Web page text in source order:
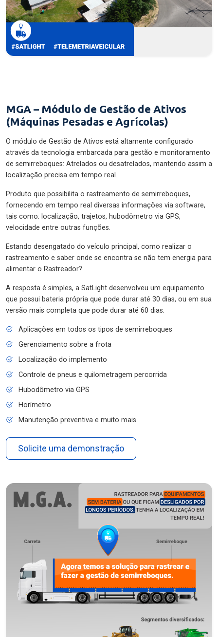
MGA – Módulo de Gestão de Ativos
(Máquinas Pesadas e Agrícolas)
O módulo de Gestão de Ativos está altamente configurado
através da tecnologia embarcada para gestão e monitoramento
de semirreboques: Atrelados ou desatrelados, mantendo assim a
localização precisa em tempo real.
Produto que possibilita o rastreamento de semirreboques,
fornecendo em tempo real diversas informações via software,
tais como: localização, trajetos, hubodômetro via GPS,
velocidade entre outras funções.
Estando desengatado do veículo principal, como realizar o
rastreamento e saber onde se encontra se não tem energia para
alimentar o Rastreador?
A resposta é simples, a SatLight desenvolveu um equipamento
que possui bateria própria que pode durar até 30 dias, ou em sua
versão mais completa que pode durar até 60 dias.
Aplicações em todos os tipos de semirreboques
Gerenciamento sobre a frota
Localização do implemento
Controle de pneus e quilometragem percorrida
Hubodômetro via GPS
Horímetro
Manutenção preventiva e muito mais
Solicite uma demonstração